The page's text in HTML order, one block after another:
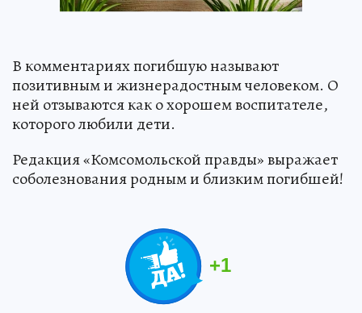
В комментариях погибшую называют
позитивным и жизнерадостным человеком. О
ней отзываются как о хорошем воспитателе,
которого любили дети.
Редакция «Комсомольской правды» выражает
соболезнования родным и близким погибшей!
+1